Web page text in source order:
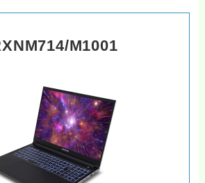
M1001